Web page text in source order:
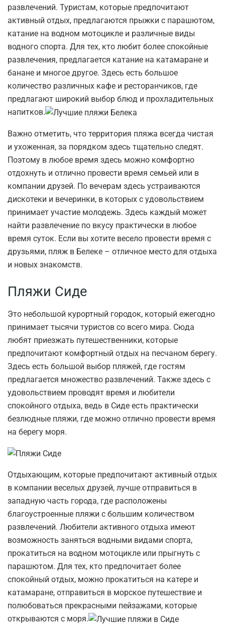
развлечений. Туристам, которые предпочитают
активный отдых, предлагаются прыжки с парашютом,
катание на водном мотоцикле и различные виды
водного спорта. Для тех, кто любит более спокойные
развлечения, предлагается катание на катамаране и
банане и многое другое. Здесь есть большое
количество различных кафе и ресторанчиков, где
предлагают широкий выбор блюд и прохладительных
напитков.
Важно отметить, что территория пляжа всегда чистая
и ухоженная, за порядком здесь тщательно следят.
Поэтому в любое время здесь можно комфортно
отдохнуть и отлично провести время семьей или в
компании друзей. По вечерам здесь устраиваются
дискотеки и вечеринки, в которых с удовольствием
принимает участие молодежь. Здесь каждый может
найти развлечение по вкусу практически в любое
время суток. Если вы хотите весело провести время с
друзьями, пляж в Белеке – отличное место для отдыха
и новых знакомств.
Пляжи Сиде
Это небольшой курортный городок, который ежегодно
принимает тысячи туристов со всего мира. Сюда
любят приезжать путешественники, которые
предпочитают комфортный отдых на песчаном берегу.
Здесь есть большой выбор пляжей, где гостям
предлагается множество развлечений. Также здесь с
удовольствием проводят время и любители
спокойного отдыха, ведь в Сиде есть практически
безлюдные пляжи, где можно отлично провести время
на берегу моря.
Отдыхающим, которые предпочитают активный отдых
в компании веселых друзей, лучше отправиться в
западную часть города, где расположены
благоустроенные пляжи с большим количеством
развлечений. Любители активного отдыха имеют
возможность заняться водными видами спорта,
прокатиться на водном мотоцикле или прыгнуть с
парашютом. Для тех, кто предпочитает более
спокойный отдых, можно прокатиться на катере и
катамаране, отправиться в морское путешествие и
полюбоваться прекрасными пейзажами, которые
открываются с моря.